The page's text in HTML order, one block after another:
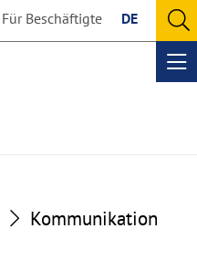
Für Beschäftigte DE
Kommunikation